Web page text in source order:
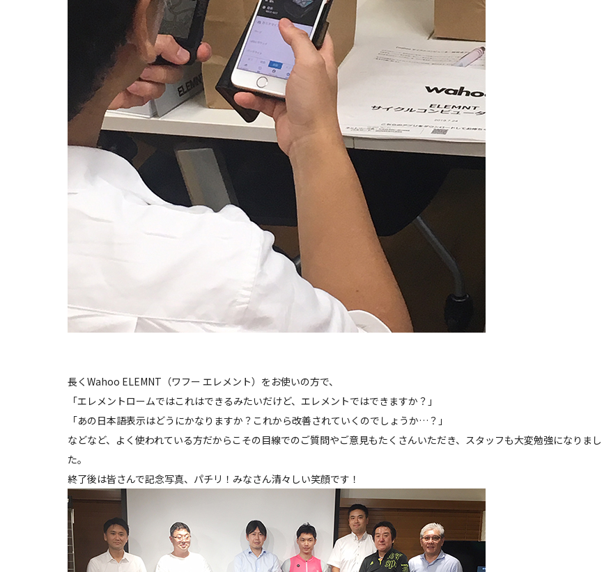
長くWahoo ELEMNT（ワフー エレメント）をお使いの方で、
「エレメントロームではこれはできるみたいだけど、エレメントではできますか？」
「あの日本語表示はどうにかなりますか？これから改善されていくのでしょうか…？」
などなど、よく使われている方だからこその目線でのご質問やご意見もたくさんいただき、スタッフも大変勉強になりまし
た。
終了後は皆さんで記念写真、パチリ！みなさん清々しい笑顔です！